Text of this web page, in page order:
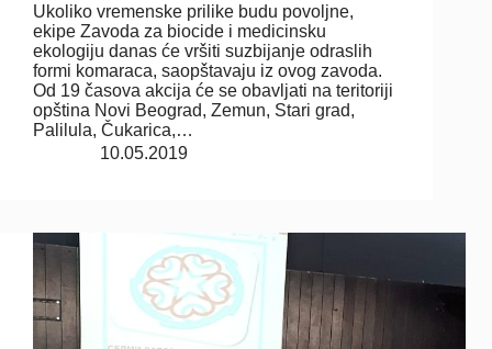
Ukoliko vremenske prilike budu povoljne,
ekipe Zavoda za biocide i medicinsku
ekologiju danas će vršiti suzbijanje odraslih
formi komaraca, saopštavaju iz ovog zavoda.
Od 19 časova akcija će se obavljati na teritoriji
opština Novi Beograd, Zemun, Stari grad,
Palilula, Čukarica,…
10.05.2019